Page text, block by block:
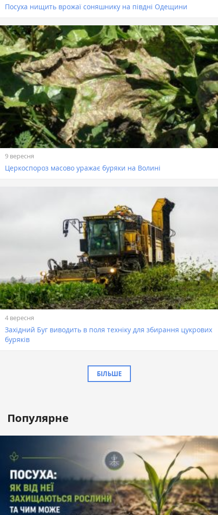
Посуха нищить врожаї соняшнику на півдні Одещини
9 вересня
Церкоспороз масово уражає буряки на Волині
4 вересня
Західний Буг виводить в поля техніку для збирання цукрових
буряків
БІЛЬШЕ
Популярне